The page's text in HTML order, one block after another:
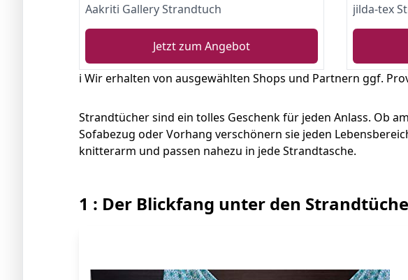
Aakriti Gallery Strandtuch
Jetzt zum Angebot
jilda-tex
ℹ️ Wir erhalten von ausgewählten Shops und Partnern ggf.
Strandtücher sind ein tolles Geschenk für jeden Anlass. Ob
Sofabezug oder Vorhang verschönern sie jeden
knitterarm und passen nahezu in jede Strandtasche.
1 : Der Blickfang unter den